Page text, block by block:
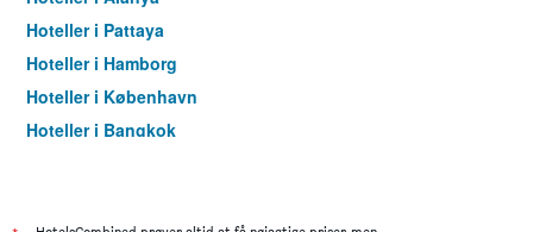
Hoteller i Pattaya
Hoteller i Hamborg
Hoteller i København
Hoteller i Bangkok